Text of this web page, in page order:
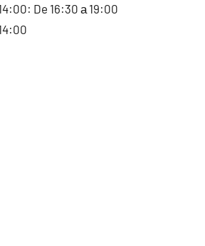
De 16:30 а 19:00